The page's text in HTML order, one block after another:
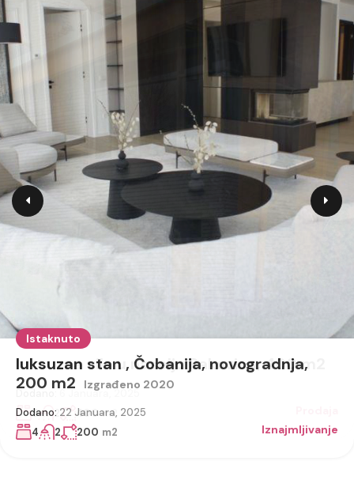
Istaknuto
luksuzan stan , Čobanija, novogradnja,
200 m2
Izgrađeno 2020
Dodano: 22 Januara, 2025
4
2 200 m2 Iznajmljivanje
Istaknuto
luksuzna vila u naselju Rakovica, 400 m2
6 Januara, 2025
5
2 400 m2